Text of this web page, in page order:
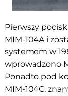
Pierwszy
MIM-104A i
systemem w
wprowadzono
Ponadto pod
MIM-104C,